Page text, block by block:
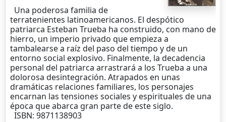
Una poderosa familia de
terratenientes latinoamericanos. El despótico
patriarca Esteban Trueba ha construido, con mano de
hierro, un imperio privado que empieza a
tambalearse a raíz del paso del tiempo y de un
entorno social explosivo. Finalmente, la decadencia
personal del patriarca arrastrará a los Trueba a una
dolorosa desintegración. Atrapados en unas
dramáticas relaciones familiares, los personajes
encarnan las tensiones sociales y espirituales de una
época que abarca gran parte de este siglo.
ISBN: 9871138903